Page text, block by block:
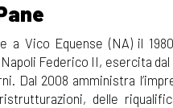
a Vico Equense (NA) il
Federico II, esercita
Dal 2008 amministra
delle